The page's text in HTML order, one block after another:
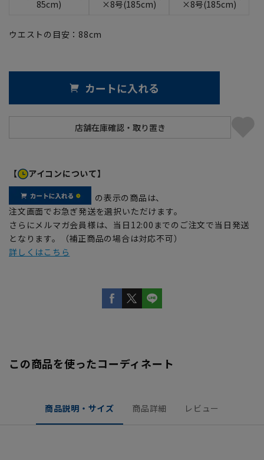
85cm)
×8号(185cm)
×8号(185cm)
ウエストの目安： 88cm
カートに入れる
【 アイコンについて】
の表示の商品は、
注文画面でお急ぎ発送を選択いただけます。
さらにメルマガ会員様は、当日12:00までのご注文で当日発送
となります。（補正商品の場合は対応不可）
詳しくはこちら
この商品を使ったコーディネート
商品説明・サイズ 商品詳細 レビュー